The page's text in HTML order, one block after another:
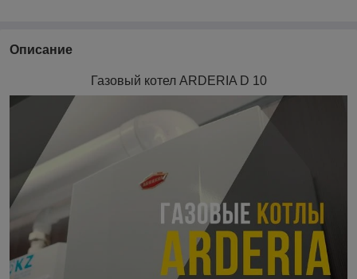
Описание
Газовый котел ARDERIA D 10